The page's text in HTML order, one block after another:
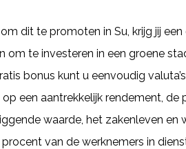
dit te promoten in Su, krijg jij
om te investeren in een groene
bonus kunt u eenvoudig
een aantrekkelijk rendement, de
waarde, het zakenleven en
van de werknemers in